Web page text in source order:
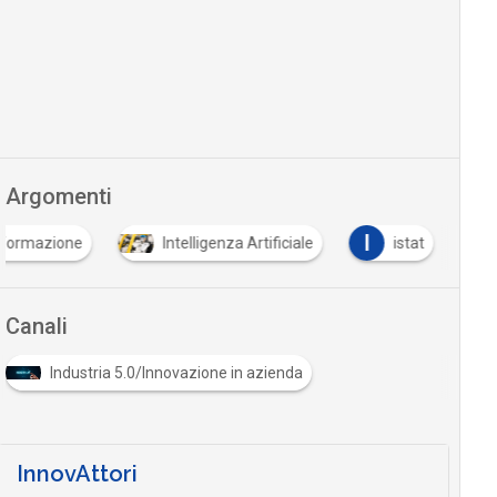
Argomenti
formazione Intelligenza Artificiale I istat
Canali
Industria 5.0/Innovazione in azienda
InnovAttori